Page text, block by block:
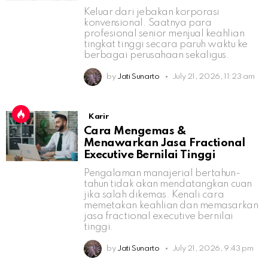
Keluar dari jebakan korporasi
konvensional. Saatnya para
profesional senior menjual keahlian
tingkat tinggi secara paruh waktu ke
berbagai perusahaan sekaligus.
by Jati Sunarto July 21, 2026, 11:23 am
Karir
Cara Mengemas &
Menawarkan Jasa Fractional
Executive Bernilai Tinggi
Pengalaman manajerial bertahun-
tahun tidak akan mendatangkan cuan
jika salah dikemas. Kenali cara
memetakan keahlian dan memasarkan
jasa fractional executive bernilai
tinggi.
by Jati Sunarto July 21, 2026, 9:43 pm